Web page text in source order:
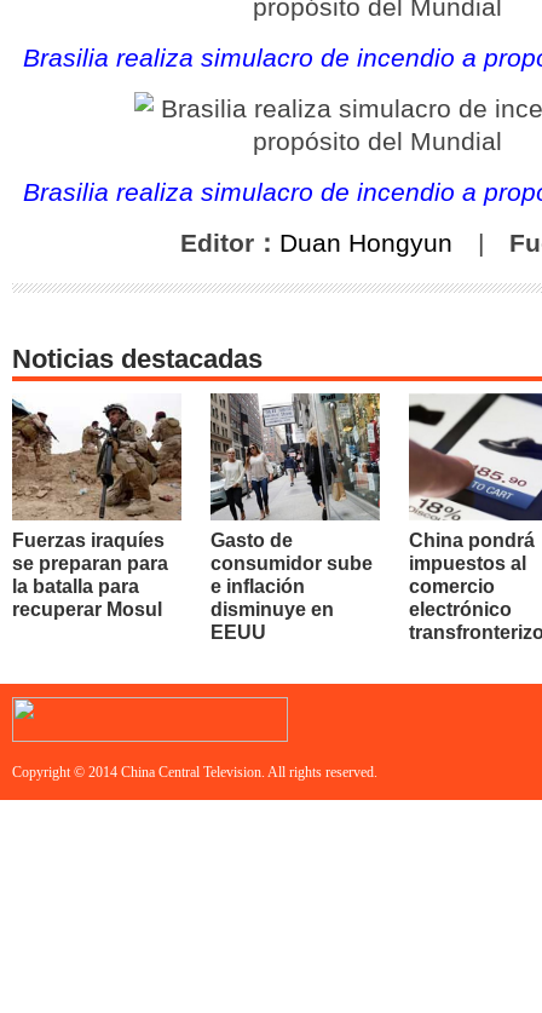
Brasilia realiza simulacro de incendio a
Brasilia realiza simulacro de incendio a
Editor： Duan Hongyun |
Noticias destacadas
Fuerzas iraquíes
se preparan para
la batalla para
recuperar Mosul
Gasto de
consumidor sube
e inflación
disminuye en
EEUU
China pondrá
impuestos al
comercio
electrónico
Copyright © 2014 China Central Television. All rights reserved.